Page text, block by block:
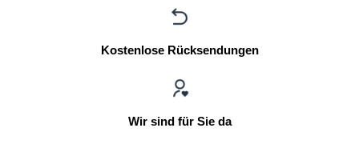
Kostenlose Rücksendungen
Wir sind für Sie da